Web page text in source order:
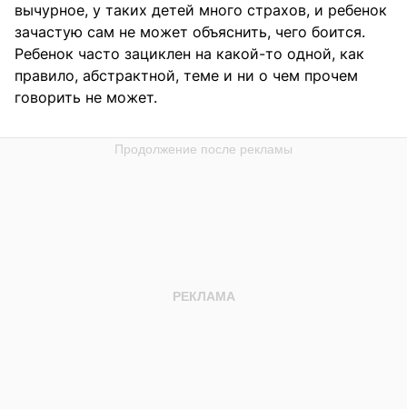
вычурное, у таких детей много страхов, и ребенок
зачастую сам не может объяснить, чего боится.
Ребенок часто зациклен на какой-то одной, как
правило, абстрактной, теме и ни о чем прочем
говорить не может.